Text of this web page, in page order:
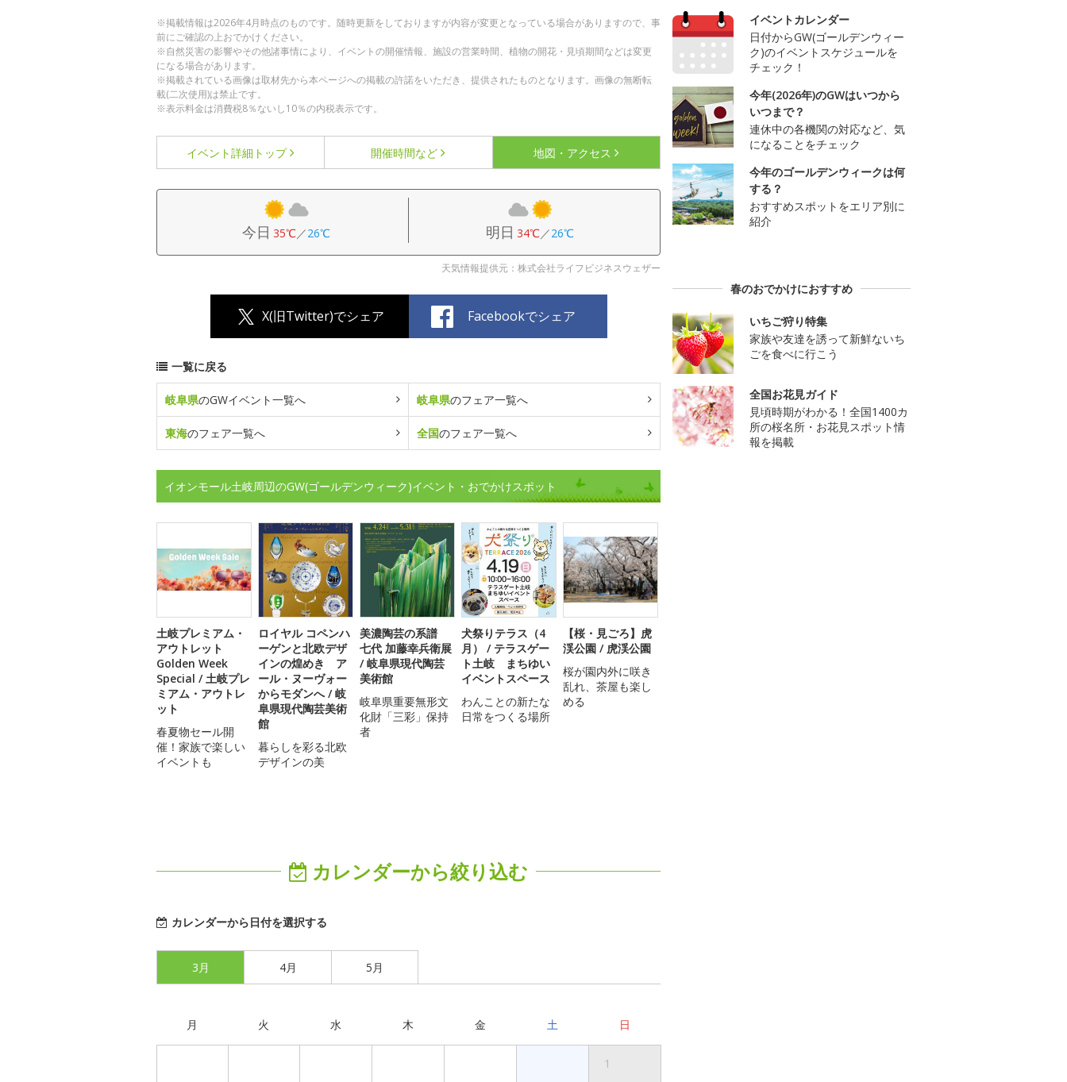
※掲載情報は2026年4月時点のものです。随時更新をしておりますが内容が変更となっている場合がありますので、事
前にご確認の上おでかけください。
※自然災害の影響やその他諸事情により、イベントの開催情報、施設の営業時間、植物の開花・見頃期間などは変更
になる場合があります。
※掲載されている画像は取材先から本ページへの掲載の許諾をいただき、提供されたものとなります。画像の無断転
載(二次使用)は禁止です。
※表示料金は消費税8％ないし10％の内税表示です。
イベント詳細 トップ 開催時間など 地図・アクセス
今日 35℃／26℃ 明日 34℃／26℃
天気情報提供元：株式会社ライフビジネスウェザー
X(旧Twitter)でシェア Facebookでシェア
一覧に戻る
岐阜県のGWイベント一覧へ 岐阜県のフェア一覧へ
東海のフェア一覧へ 全国のフェア一覧へ
イオンモール土岐周辺のGW(ゴールデンウィーク)イベント・おでかけスポット
土岐プレミアム・
アウトレット
Golden Week
Special / 土岐プレ
ミアム・アウトレ
ット
春夏物セール開
催！家族で楽しい
イベントも
ロイヤル コペンハ
ーゲンと北欧デザ
インの煌めき ア
ール・ヌーヴォー
からモダンへ / 岐
阜県現代陶芸美術
館
暮らしを彩る北欧
デザインの美
美濃陶芸の系譜
七代 加藤幸兵衛展
/ 岐阜県現代陶芸
美術館
岐阜県重要無形文
化財「三彩」保持
者
犬祭りテラス（4
月） / テラスゲー
ト土岐 まちゆい
イベントスペース
わんことの新たな
日常をつくる場所
【桜・見ごろ】虎
渓公園 / 虎渓公園
桜が園内外に咲き
乱れ、茶屋も楽し
める
カレンダーから絞り込む
カレンダーから日付を選択する
3月 4月 5月
月 火 水 木 金 土 日
1
イベントカレンダー
日付からGW(ゴールデンウィー
ク)のイベントスケジュールを
チェック！
今年(2026年)のGWはいつから
いつまで？
連休中の各機関の対応など、気
になることをチェック
今年のゴールデンウィークは何
する？
おすすめスポットをエリア別に
紹介
春のおでかけにおすすめ
いちご狩り特集
家族や友達を誘って新鮮ないち
ごを食べに行こう
全国お花見ガイド
見頃時期がわかる！全国1400カ
所の桜名所・お花見スポット情
報を掲載